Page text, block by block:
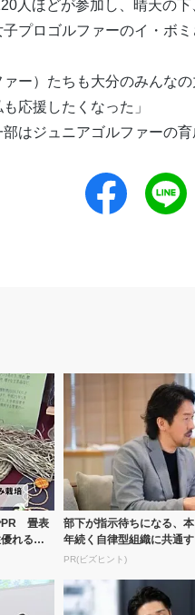
人ほどが参加し、晴天の下
プロゴルファーのイ・ボ
ァー）たちも大分のみんな
応援したくなった」
はジュニアゴルファーの育
PR 畳表
優れる
部下が指示待ちになる、
年続く自律型組織に共通
素」
PR(ビズヒント)